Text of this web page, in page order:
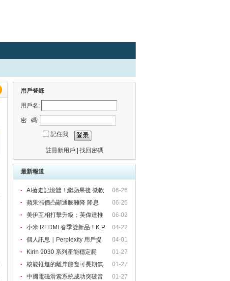
用戶登錄
用戶名:
密 碼:
記住我
註冊新用戶 找回密碼
最新報道
06-26
AI搶走記憶體！繼蘋果後 微軟
06-26
蘋果漲價凸顯通膨難降 降息
06-02
美伊互相打擊升級；英偉達推
出
04-22
小米 REDMI 春季雙新品！K P
ad
04-01
個人訊息｜Perplexity 用戶提
01-27
Kirin 9030 系列產能穩定爬
01-27
核能推進的離岸船隻可長期無
01-27
中國電磁滑索系統成功突破音